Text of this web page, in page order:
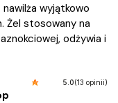
wyjątkowo
Żel stosowany na
odżywia i
5.0(13 opinii)